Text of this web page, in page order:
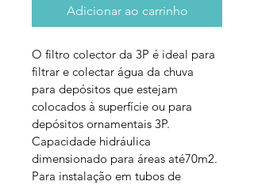
Adicionar ao carrinho
O filtro colector da 3P é ideal para
filtrar e colectar água da chuva
para depósitos que estejam
colocados à superfície ou para
depósitos ornamentais 3P.
Capacidade hidráulica
dimensionado para áreas até70m2.
Para instalação em tubos de